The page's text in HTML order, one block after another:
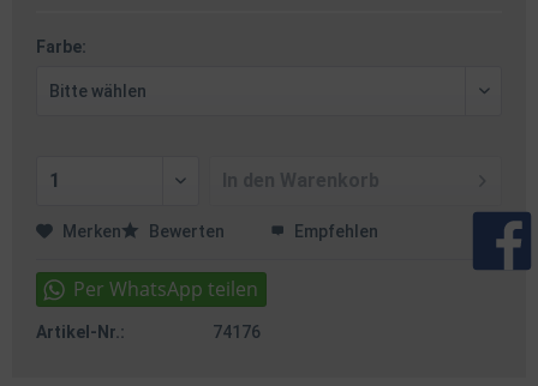
Farbe:
Merken Bewerten Empfehlen
Artikel-Nr.: 74176